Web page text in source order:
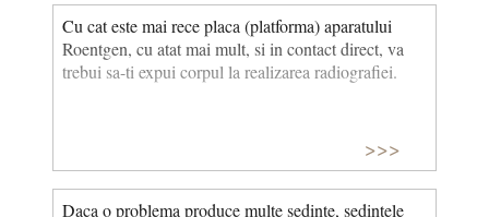
Cu cat este mai rece placa (platforma) aparatului
Roentgen, cu atat mai mult, si in contact direct, va
trebui sa-ti expui corpul la realizarea radiografiei.
>>>
Daca o problema produce multe sedinte, sedintele